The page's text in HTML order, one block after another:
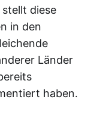
diese
in den
Länder
haben.